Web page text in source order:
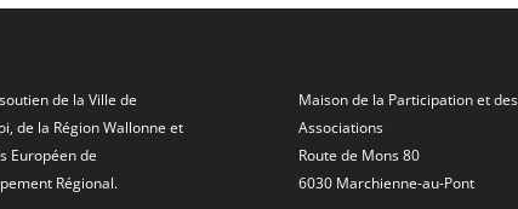
de la Ville de
de la Région Wallonne et
Européen de
Régional.
Maison de la Participation et des
Associations
Route de Mons 80
6030 Marchienne-au-Pont